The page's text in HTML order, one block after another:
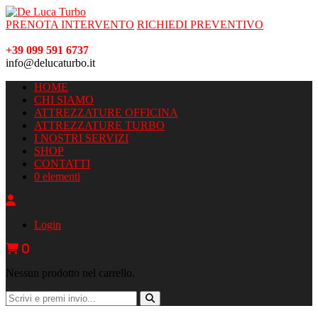
PRENOTA INTERVENTO RICHIEDI PREVENTIVO
+39 099 591 6737
info@delucaturbo.it
HOME
CHI SIAMO
ATTREZZATURE OFFICINA
ATTREZZATURE TURBO
I NOSTRI SERVIZI
SHOP
CONTATTI
0 elementi
Login
0
Nessun prodotto nel carrello.